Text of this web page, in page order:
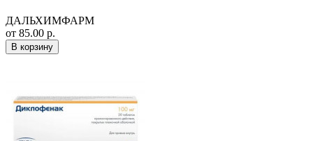
ДАЛЬХИМФАРМ
от 85.00 р.
В корзину